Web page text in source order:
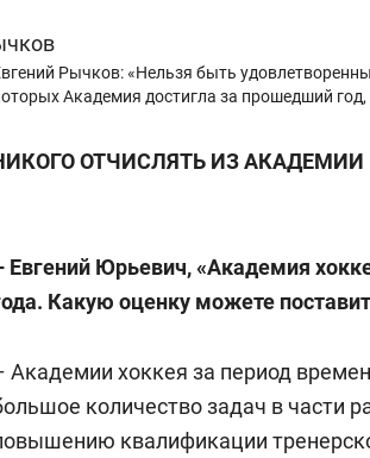
Рычков: «Нельзя быть
Академия достигла за прошедший
ОТЧИСЛЯТЬ ИЗ АКАДЕМИИ
Евгений Юрьевич, «Академия
Какую оценку можете
Академии хоккея за период
количество задач в части
квалификации